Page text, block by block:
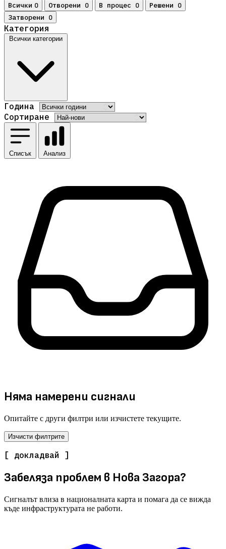
Всички 0 Отворени 0 В процес 0 Решени 0
Затворени 0
Категория
Всички категории
Година
Сортиране
Списък Анализ
Няма намерени сигнали
Опитайте с други филтри или изчистете текущите.
Изчисти филтрите
[ докладвай ]
Забеляза проблем в Нова Загора?
Сигналът влиза в националната карта и помага да се вижда
къде инфраструктурата не работи.